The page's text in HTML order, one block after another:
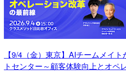
【9/4（金）東京】AIチームメイ
トセンター～顧客体験向上とオペ